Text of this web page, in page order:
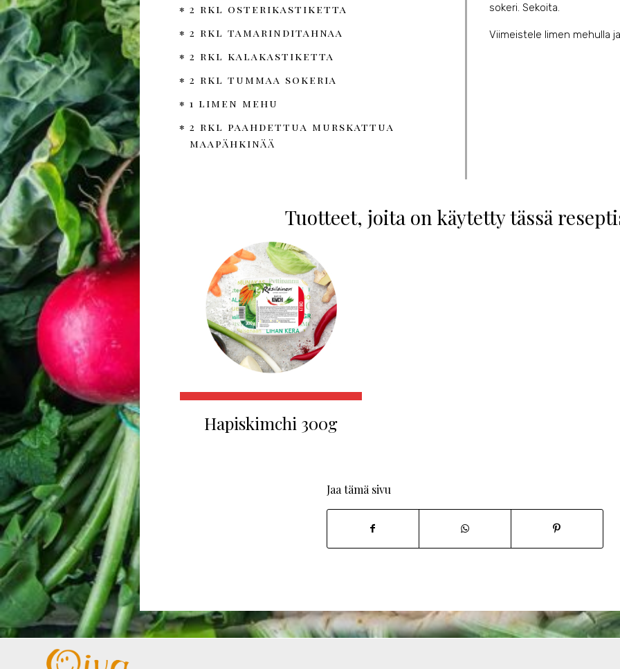
2 rkl osterikastiketta
2 rkl tamarinditahnaa
2 rkl kalakastiketta
2 rkl tummaa sokeria
1 limen mehu
2 rkl paahdettua murskattua
maapähkinää
sokeri. Sekoita.
Viimeistele limen mehulla
Tuotteet, joita on käytetty tässä
Hapiskimchi 300g
Jaa tämä sivu